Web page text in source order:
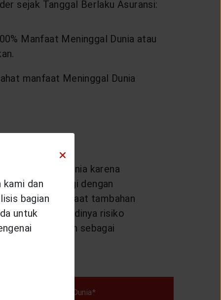
sejak Tanggal Berlaku Asuransi:
Manfaat Meninggal Dunia atau
manfaat Meninggal Dunia
Meninggal Dunia karena
dikurangi dengan
ditambah manfaat tambahan
dengan terjadinya risiko
yang dipilih sebagai
Meninggal Dunia*
dan
bagian
untuk